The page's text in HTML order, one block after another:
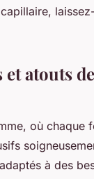
atouts
où chaque
à des